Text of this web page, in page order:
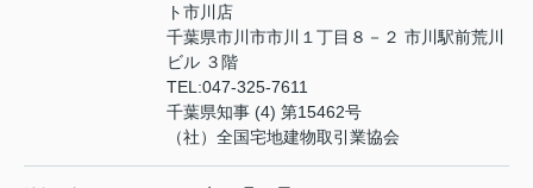
ト市川店
千葉県市川市市川１丁目８－２ 市川駅前荒川
ビル ３階
TEL:047-325-7611
千葉県知事 (4) 第15462号
（社）全国宅地建物取引業協会